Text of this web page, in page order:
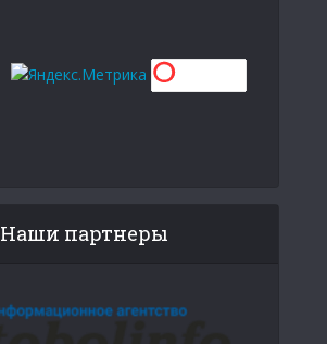
Наши партнеры